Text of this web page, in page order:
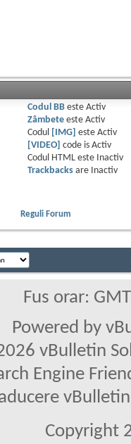
Codul BBeste Activ
Zâmbeteeste Activ
Codul
[IMG] este Activ
[VIDEO]
code is Activ
Codul HTML este
Inactiv
Trackbacksare
Inactiv
Reguli Forum
Fus orar:
Powered by
vBulletin
Engine
Copyright